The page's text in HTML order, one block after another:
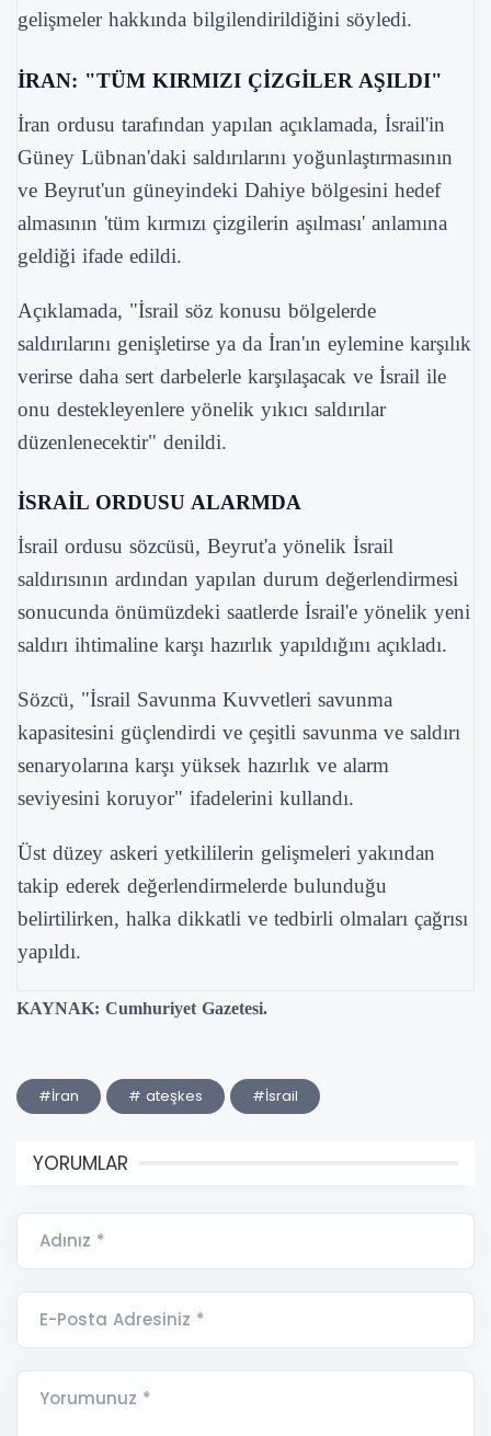
gelişmeler hakkında bilgilendirildiğini söyledi.
İRAN: "TÜM KIRMIZI ÇİZGİLER AŞILDI"
İran ordusu tarafından yapılan açıklamada, İsrail'in
Güney Lübnan'daki saldırılarını yoğunlaştırmasının
ve Beyrut'un güneyindeki Dahiye bölgesini hedef
almasının 'tüm kırmızı çizgilerin aşılması' anlamına
geldiği ifade edildi.
Açıklamada, "İsrail söz konusu bölgelerde
saldırılarını genişletirse ya da İran'ın eylemine karşılık
verirse daha sert darbelerle karşılaşacak ve İsrail ile
onu destekleyenlere yönelik yıkıcı saldırılar
düzenlenecektir" denildi.
İSRAİL ORDUSU ALARMDA
İsrail ordusu sözcüsü, Beyrut'a yönelik İsrail
saldırısının ardından yapılan durum değerlendirmesi
sonucunda önümüzdeki saatlerde İsrail'e yönelik yeni
saldırı ihtimaline karşı hazırlık yapıldığını açıkladı.
Sözcü, "İsrail Savunma Kuvvetleri savunma
kapasitesini güçlendirdi ve çeşitli savunma ve saldırı
senaryolarına karşı yüksek hazırlık ve alarm
seviyesini koruyor" ifadelerini kullandı.
Üst düzey askeri yetkililerin gelişmeleri yakından
takip ederek değerlendirmelerde bulunduğu
belirtilirken, halka dikkatli ve tedbirli olmaları çağrısı
yapıldı.
KAYNAK: Cumhuriyet Gazetesi.
#İran # ateşkes #İsrail
YORUMLAR
Adınız *
E-Posta Adresiniz *
Yorumunuz *